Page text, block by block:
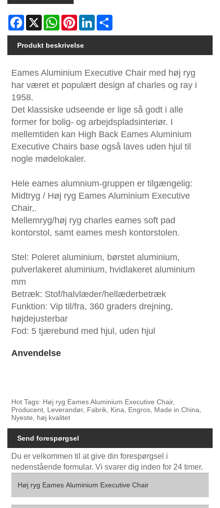
Facebook
X WhatsAppPinterestLinkedIn
Produkt beskrivelse
Eames Aluminium Executive Chair med høj ryg
har været et populært design af charles og ray i
1958.
Det klassiske udseende er lige så godt i alle
former for bolig- og arbejdspladsinteriør. I
mellemtiden kan High Back Eames Aluminium
Executive Chairs base også laves uden hjul til
nogle mødelokaler.
Hele eames alumnium-gruppen er tilgængelig:
Midtryg / Høj ryg Eames Aluminium Executive
Chair,.
Mellemryg/høj ryg charles eames soft pad
kontorstol, samt eames mesh kontorstolen.
Stel: Poleret aluminium, børstet aluminium,
pulverlakeret aluminium, hvidlakeret aluminium
mm
Betræk: Stof/halvlæder/hellæderbetræk
Funktion: Vip til/fra, 360 graders drejning,
højdejusterbar
Fod: 5 tjærebund med hjul, uden hjul
Anvendelse
Hot Tags: Høj ryg Eames Aluminium Executive Chair,
Producent, Leverandør, Fabrik, Kina, Engros, Made in China,
Nyeste, høj kvalitet
Send forespørgsel
Du er velkommen til at give din forespørgsel i
nedenstående formular. Vi svarer dig inden for 24 timer.